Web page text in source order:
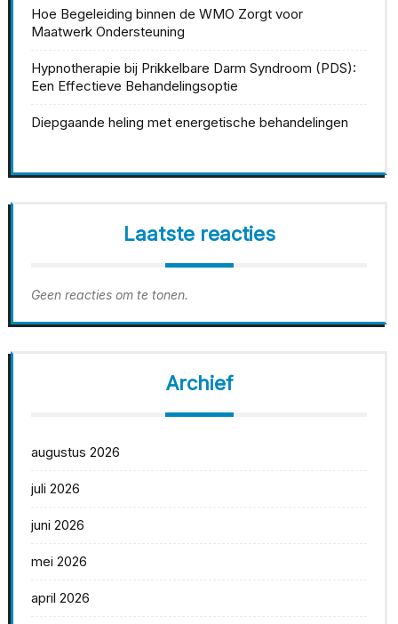
Hoe Begeleiding binnen de WMO Zorgt voor
Maatwerk Ondersteuning
Hypnotherapie bij Prikkelbare Darm Syndroom (PDS):
Een Effectieve Behandelingsoptie
Diepgaande heling met energetische behandelingen
Laatste reacties
Geen reacties om te tonen.
Archief
augustus 2026
juli 2026
juni 2026
mei 2026
april 2026